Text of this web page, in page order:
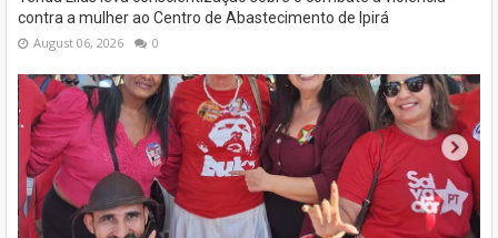
contra a mulher ao Centro de Abastecimento de Ipirá
August 06, 2026 0